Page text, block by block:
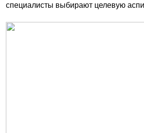
специалисты выбирают целевую